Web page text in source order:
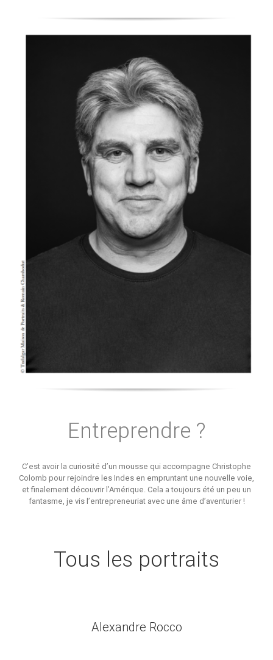
Entreprendre ?
C’est avoir la curiosité d’un mousse qui accompagne Christophe
Colomb pour rejoindre les Indes en empruntant une nouvelle voie,
et finalement découvrir l’Amérique. Cela a toujours été un peu un
fantasme, je vis l’entrepreneuriat avec une âme d’aventurier !
Tous les portraits
Alexandre Rocco
Voir le profil